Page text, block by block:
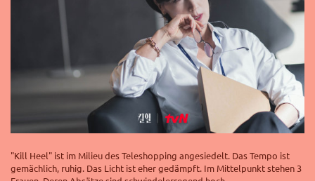
"Kill Heel" ist im Milieu des Teleshopping angesiedelt. Das Tempo ist
gemächlich, ruhig. Das Licht ist eher gedämpft. Im Mittelpunkt stehen 3